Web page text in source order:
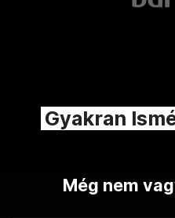
Gyakran
Még nem